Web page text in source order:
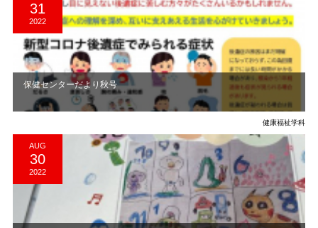
31
2022
保健センターだより秋号
健康福祉学科
AUG
30
2022